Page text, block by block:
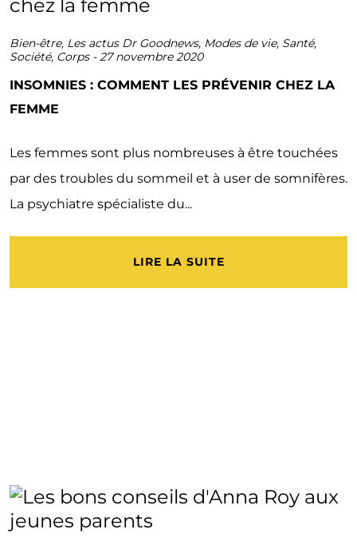
Bien-être, Les actus Dr Goodnews, Modes de vie, Santé,
Société, Corps-27 novembre 2020
INSOMNIES : COMMENT LES PRÉVENIR CHEZ LA
FEMME
Les femmes sont plus nombreuses à être touchées
par des troubles du sommeil et à user de somnifères.
La psychiatre spécialiste du...
LIRE LA SUITE